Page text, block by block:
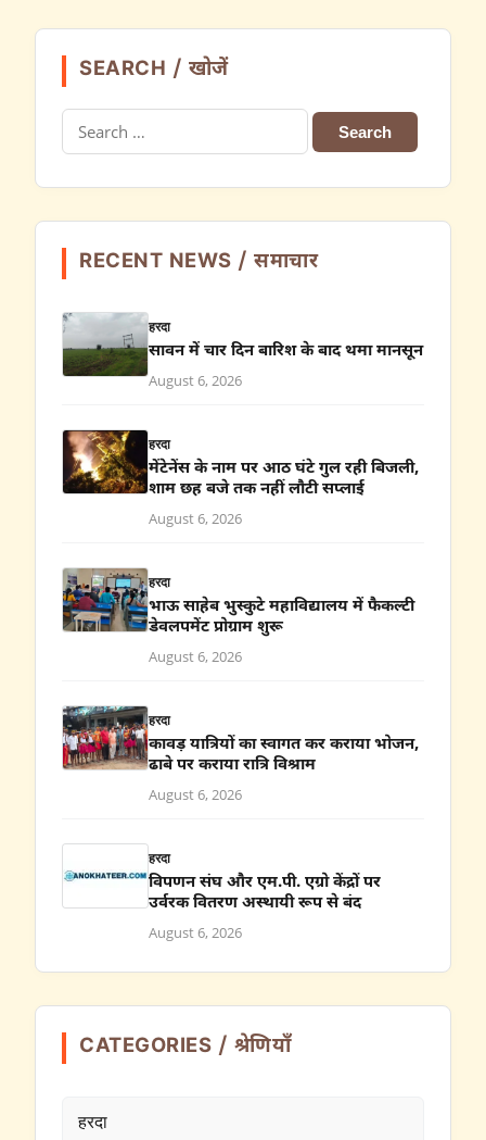
SEARCH / खोजें
for:
RECENT NEWS / समाचार
हरदा
सावन में चार दिन बारिश के बाद थमा मानसून
August 6, 2026
हरदा
मेंटेनेंस के नाम पर आठ घंटे गुल रही बिजली,
शाम छह बजे तक नहीं लौटी सप्लाई
August 6, 2026
हरदा
भाऊ साहेब भुस्कुटे महाविद्यालय में फैकल्टी
डेवलपमेंट प्रोग्राम शुरू
August 6, 2026
हरदा
कावड़ यात्रियों का स्वागत कर कराया भोजन,
ढाबे पर कराया रात्रि विश्राम
August 6, 2026
हरदा
विपणन संघ और एम.पी. एग्रो केंद्रों पर
उर्वरक वितरण अस्थायी रूप से बंद
August 6, 2026
CATEGORIES / श्रेणियाँ
हरदा